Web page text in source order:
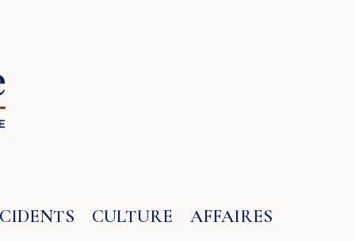
CULTURE AFFAIRES